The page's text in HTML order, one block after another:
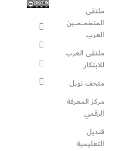
ملتقى
المتخصصين
العرب
ملتقى العرب
للابتكار
متحف نوبل
مركز المعرفة
الرقمي
قنديل
التعليمية